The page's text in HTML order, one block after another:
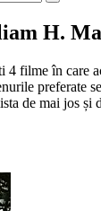
H.
4 filme în care
preferate
de mai jos și